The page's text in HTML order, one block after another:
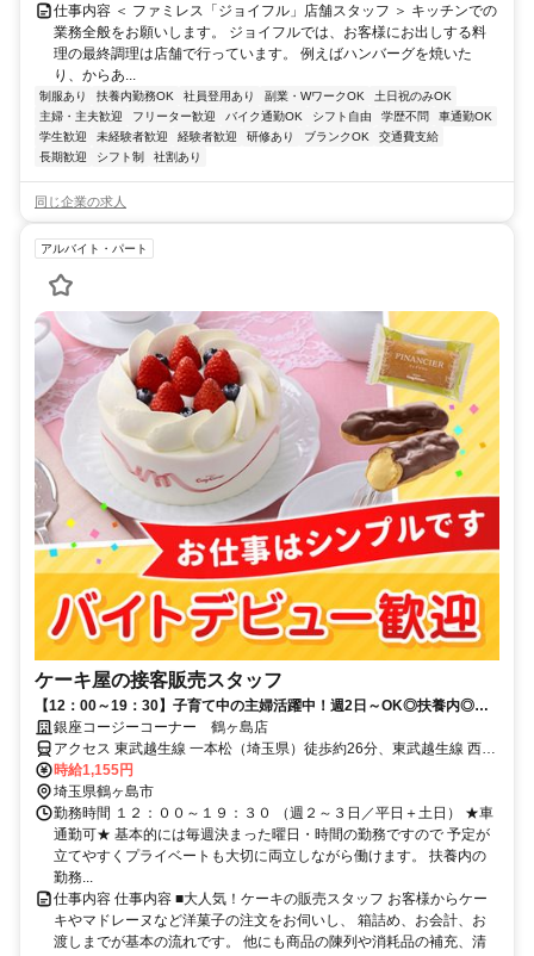
仕事内容 ＜ ファミレス「ジョイフル」店舗スタッフ ＞ キッチンでの
業務全般をお願いします。 ジョイフルでは、お客様にお出しする料
理の最終調理は店舗で行っています。 例えばハンバーグを焼いた
り、からあ...
制服あり 扶養内勤務OK 社員登用あり 副業・WワークOK
土日祝のみOK
主婦・主夫歓迎
フリーター歓迎 バイク通勤OK シフト自由 学歴不問
車通勤OK
学生歓迎
未経験者歓迎 経験者歓迎 研修あり ブランクOK
交通費支給
長期歓迎
シフト制 社割あり
同じ企業の求人
アルバイト・パート
ケーキ屋の接客販売スタッフ
【12：00～19：30】子育て中の主婦活躍中！週2日～OK◎扶養内◎未
経験スタート大歓迎♪
銀座コージーコーナー 鶴ヶ島店
アクセス 東武越生線 一本松（埼玉県）徒歩約26分、東武越生線 西大
家徒歩約35分、ＪＲ川越線 武蔵高萩北口徒歩約36分 東武越生線「一
本松駅」より徒歩27分
時給1,155円
埼玉県鶴ヶ島市
勤務時間 １２：００～１９：３０ （週２～３日／平日＋土日） ★車
通勤可★ 基本的には毎週決まった曜日・時間の勤務ですので 予定が
立てやすくプライベートも大切に両立しながら働けます。 扶養内の
勤務...
仕事内容 仕事内容 ■大人気！ケーキの販売スタッフ お客様からケー
キやマドレーヌなど洋菓子の注文をお伺いし、 箱詰め、お会計、お
渡しまでが基本の流れです。 他にも商品の陳列や消耗品の補充、清